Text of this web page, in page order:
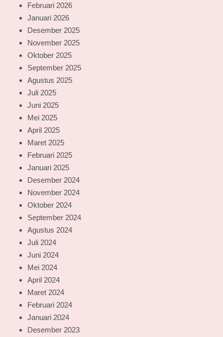
Februari 2026
Januari 2026
Desember 2025
November 2025
Oktober 2025
September 2025
Agustus 2025
Juli 2025
Juni 2025
Mei 2025
April 2025
Maret 2025
Februari 2025
Januari 2025
Desember 2024
November 2024
Oktober 2024
September 2024
Agustus 2024
Juli 2024
Juni 2024
Mei 2024
April 2024
Maret 2024
Februari 2024
Januari 2024
Desember 2023